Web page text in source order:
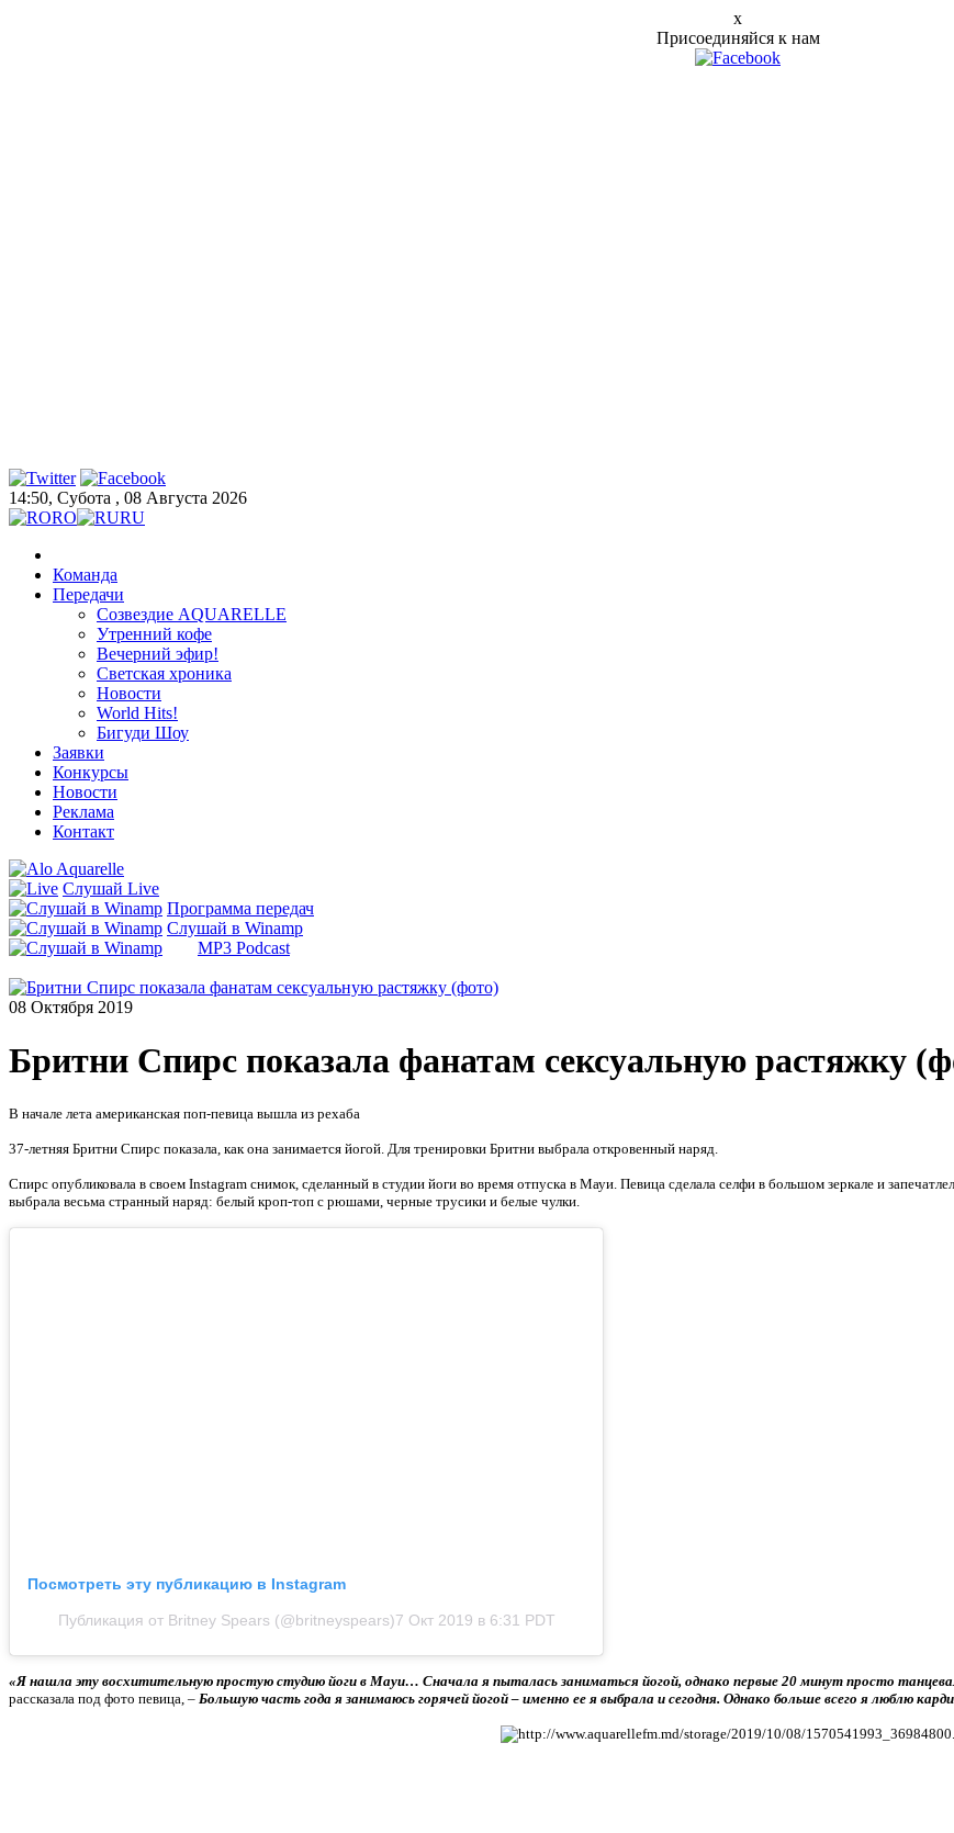
x
Присоединяйся к нам
14:50, Субота , 08 Августа 2026
RO
RU
Команда
Передачи
Созвездие AQUARELLE
Утренний кофе
Вечерний эфир!
Светская хроника
Новости
World Hits!
Бигуди Шоу
Заявки
Конкурсы
Новости
Реклама
Контакт
Слушай Live
Программа передач
Слушай в Winamp
MP3 Podcast
08 Октября 2019
Бритни Спирс показала фанатам сексуальную растяжку
В начале лета американская поп-певица вышла из рехаба
37-летняя Бритни Спирс показала, как она занимается йогой. Для тренировки Бритни выбрала откровенный наряд.
Спирс опубликовала в своем Instagram снимок, сделанный в студии йоги во время отпуска в Мауи. Певица сделала селфи в большом зеркале и
выбрала весьма странный наряд: белый кроп-топ с рюшами, черные трусики и белые чулки.
Посмотреть эту публикацию в Instagram
Публикация от Britney Spears (@britneyspears)7 Окт 2019 в 6:31 PDT
«Я нашла эту восхитительную простую студию йоги в Мауи… Сначала я пыталась заниматься йогой, однако первые 20 минут просто
рассказала под фото певица, – Большую часть года я занимаюсь горячей йогой – именно ее я выбрала и сегодня. Однако больше всего я люблю